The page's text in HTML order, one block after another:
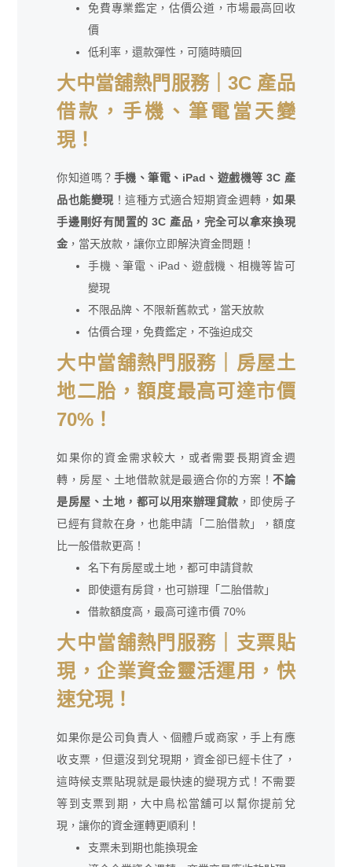
免費專業鑑定，估價公道，市場最高回收
價
低利率，還款彈性，可隨時贖回
大中當舖熱門服務｜3C 產品
借款，手機、筆電當天變
現！
你知道嗎？ 手機、筆電、iPad、遊戲機等 3C 產
品也能變現 ！這種方式適合短期資金週轉，如果
手邊剛好有閒置的 3C 產品，完全可以拿來換現
金 ，當天放款，讓你立即解決資金問題！
手機、筆電、iPad、遊戲機、相機等皆可
變現
不限品牌、不限新舊款式，當天放款
估價合理，免費鑑定，不強迫成交
大中當舖熱門服務｜房屋土
地二胎，額度最高可達市價
70%！
如果你的資金需求較大，或者需要長期資金週
轉，房屋、土地借款就是最適合你的方案！不論
是房屋、土地，都可以用來辦理貸款 ，即使房子
已經有貸款在身，也能申請「二胎借款」，額度
比一般借款更高！
名下有房屋或土地，都可申請貸款
即使還有房貸，也可辦理「二胎借款」
借款額度高，最高可達市價 70%
大中當舖熱門服務｜支票貼
現，企業資金靈活運用，快
速兌現！
如果你是公司負責人、個體戶或商家，手上有應
收支票，但還沒到兌現期，資金卻已經卡住了，
這時候支票貼現就是最快速的變現方式！不需要
等到支票到期，大中鳥松當舖可以幫你提前兌
現，讓你的資金運轉更順利！
支票未到期也能換現金